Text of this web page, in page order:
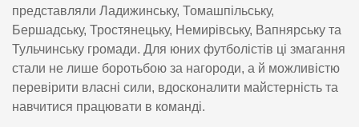
представляли Ладижинську, Томашпільську,
Бершадську, Тростянецьку, Немирівську, Вапнярську та
Тульчинську громади. Для юних футболістів ці змагання
стали не лише боротьбою за нагороди, а й можливістю
перевірити власні сили, вдосконалити майстерність та
навчитися працювати в команді.